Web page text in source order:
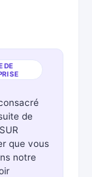
DE
de
que vous
notre